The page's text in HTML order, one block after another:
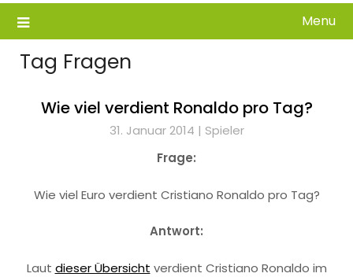
Menu
Tag Fragen
Wie viel verdient Ronaldo pro Tag?
31. Januar 2014 | Spieler
Frage:
Wie viel Euro verdient Cristiano Ronaldo pro Tag?
Antwort:
Laut dieser Übersicht verdient Cristiano Ronaldo im